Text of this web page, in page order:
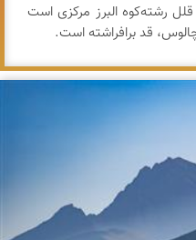
قلل رشته‌کوه البرز مرکزی است
قد برافراشته است.